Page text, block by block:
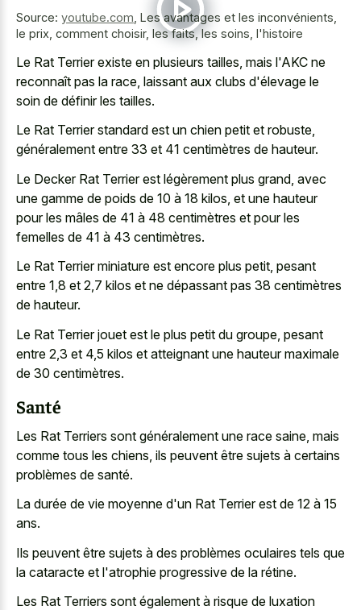
Source: youtube.com Les avantages et les inconvénients,
le prix, comment choisir, les faits, les soins, l'histoire
Le Rat Terrier existe en plusieurs tailles, mais l'AKC ne
reconnaît pas la race, laissant aux clubs d'élevage le
soin de définir les tailles.
Le Rat Terrier standard est un chien petit et robuste,
généralement entre 33 et 41 centimètres de hauteur.
Le Decker Rat Terrier est légèrement plus grand, avec
une gamme de poids de 10 à 18 kilos, et une hauteur
pour les mâles de 41 à 48 centimètres et pour les
femelles de 41 à 43 centimètres.
Le Rat Terrier miniature est encore plus petit, pesant
entre 1,8 et 2,7 kilos et ne dépassant pas 38 centimètres
de hauteur.
Le Rat Terrier jouet est le plus petit du groupe, pesant
entre 2,3 et 4,5 kilos et atteignant une hauteur maximale
de 30 centimètres.
Santé
Les Rat Terriers sont généralement une race saine, mais
comme tous les chiens, ils peuvent être sujets à certains
problèmes de santé.
La durée de vie moyenne d'un Rat Terrier est de 12 à 15
ans.
Ils peuvent être sujets à des problèmes oculaires tels que
la cataracte et l'atrophie progressive de la rétine.
Les Rat Terriers sont également à risque de luxation